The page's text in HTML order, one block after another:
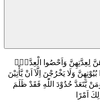
لِعِدَّتِهِنَّ وَاَحْصُوا الْعِدَّةَۚ
وَلَا يَخْرُجْنَ اِلَّآ اَنْ يَّأْتِيْنَ
يَّتَعَدَّ حُدُوْدَ اللّٰهِ فَقَدْ ظَلَمَ
اَمْرًا